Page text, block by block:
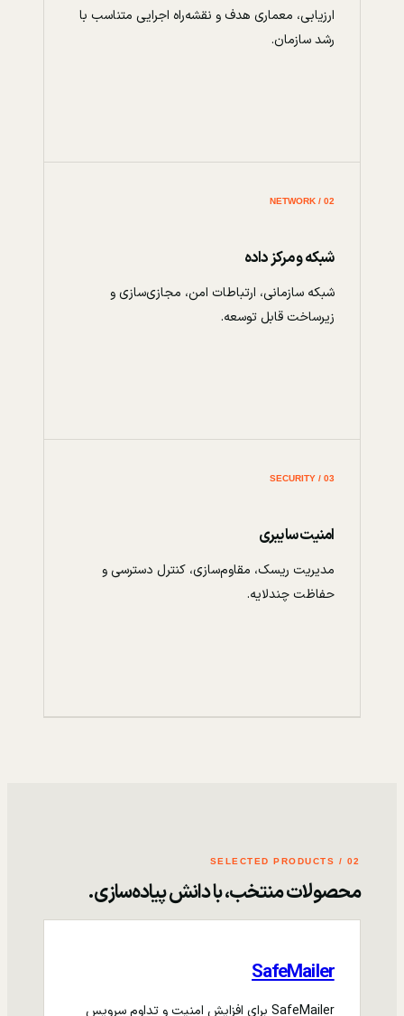
ارزیابی، معماری هدف و نقشه‌راه اجرایی متناسب با
رشد سازمان.
02 / NETWORK
شبکه و مرکز داده
شبکه سازمانی، ارتباطات امن، مجازی‌سازی و
زیرساخت قابل توسعه.
03 / SECURITY
امنیت سایبری
مدیریت ریسک، مقاوم‌سازی، کنترل دسترسی و
حفاظت چندلایه.
02 / SELECTED PRODUCTS
محصولات منتخب، با دانش پیاده‌سازی.
SafeMailer
SafeMailer برای افزایش امنیت و تداوم سرویس